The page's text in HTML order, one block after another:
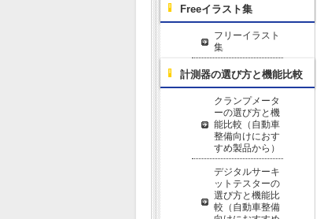
Freeイラスト集
フリーイラスト
集
計測器の選び方と機能比較
クランプメータ
ーの選び方と機
能比較（自動車
整備向けにおす
すめ製品から）
デジタルサーキ
ットテスターの
選び方と機能比
較（自動車整備